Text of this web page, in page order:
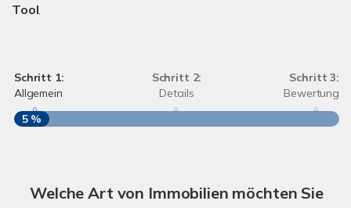
Tool
Schritt 1:
Allgemein
Schritt 2:
Details
Schritt 3:
Bewertung
5 %
Welche Art von Immobilien möchten Sie